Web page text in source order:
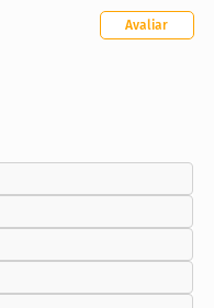
Avaliar